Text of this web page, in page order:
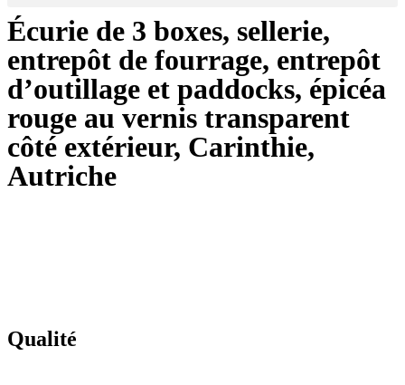
Écurie de 3 boxes, sellerie,
entrepôt de fourrage, entrepôt
d’outillage et paddocks, épicéa
rouge au vernis transparent
côté extérieur, Carinthie,
Autriche
Qualité